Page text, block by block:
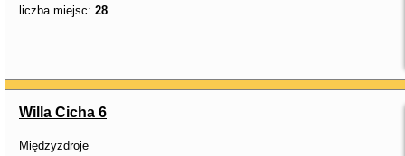
liczba miejsc: 28
Willa Cicha 6
Międzyzdroje